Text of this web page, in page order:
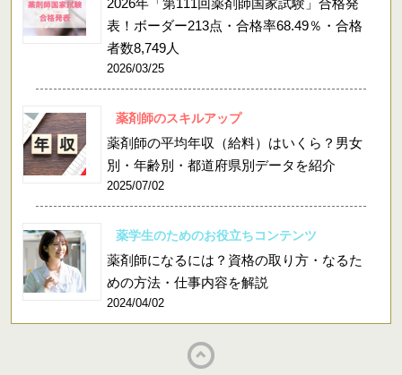
表！ボーダー213点・合格率68.49％・合格
者数8,749人
2026/03/25
薬剤師のスキルアップ
薬剤師の平均年収（給料）はいくら？男女
別・年齢別・都道府県別データを紹介
2025/07/02
薬学生のためのお役立ちコンテンツ
薬剤師になるには？資格の取り方・なるた
めの方法・仕事内容を解説
2024/04/02